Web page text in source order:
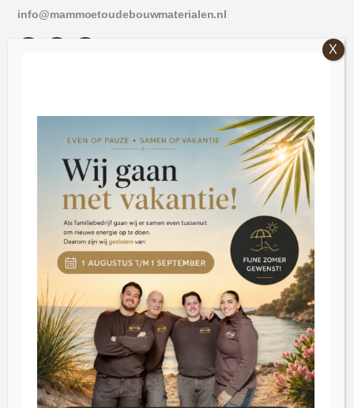
info@mammoetoudebouwmaterialen.nl
Samstag: 09:30 - 16:30
Dienstag bis Donnerstag nach Vereinbarung
Kundenbetreuung
Blog
Bewertungen
Kontakt
Inkoop
Über uns